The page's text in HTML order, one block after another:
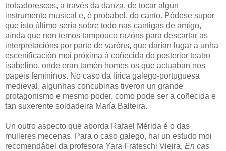
trobadorescos, a través da danza, de tocar algún
instrumento musical e, é probábel, do canto. Pódese supor
que isto último sería sobre todo nas cantigas de amigo,
aínda que non temos tampouco razóns para descartar as
interpretacións por parte de varóns, que darían lugar a unha
escenificación moi próxima á coñecida do posterior teatro
isabelino, onde eran tamén homes os que actuaban nos
papeis femininos. No caso da lírica galego-portuguesa
medieval, algunhas concubinas tiveron un grande
protagonismo e mesmo poder, como pode ser a coñecida e
tan suxerente soldadeira María Balteira.
Un outro aspecto que aborda Rafael Mérida é o das
mulleres mecenas. Para o caso galego, hai un estudo moi
recomendábel da profesora Yara Frateschi Vieira, En cas